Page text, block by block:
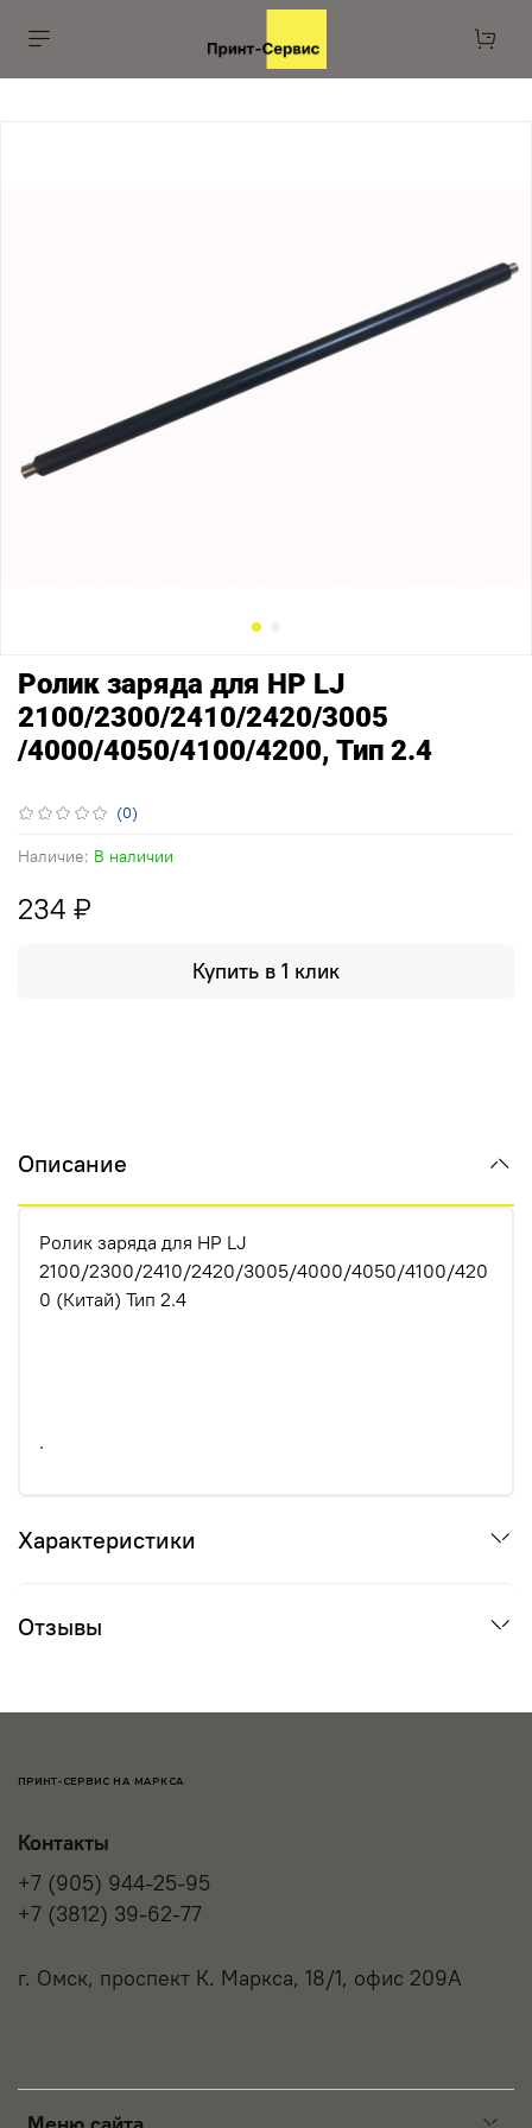
(0)
Наличие: В наличии
Ролик заряда для HP LJ
2100/2300/2410/2420/3005
/4000/4050/4100/4200, Тип 2.4
234 ₽
Купить в 1 клик
Описание
Ролик заряда для HP LJ
2100/2300/2410/2420/3005/4000/4050/4100/420
0 (Китай) Тип 2.4
.
Характеристики
Отзывы
ПРИНТ-СЕРВИС НА МАРКСА
Контакты
+7 (905) 944-25-95
+7 (3812) 39-62-77
г. Омск, проспект К. Маркса, 18/1, офис 209А